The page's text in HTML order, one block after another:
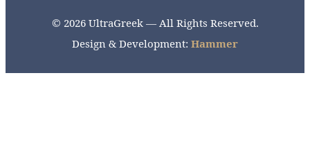
© 2026 UltraGreek — All Rights Reserved.
Design & Development: Hammer